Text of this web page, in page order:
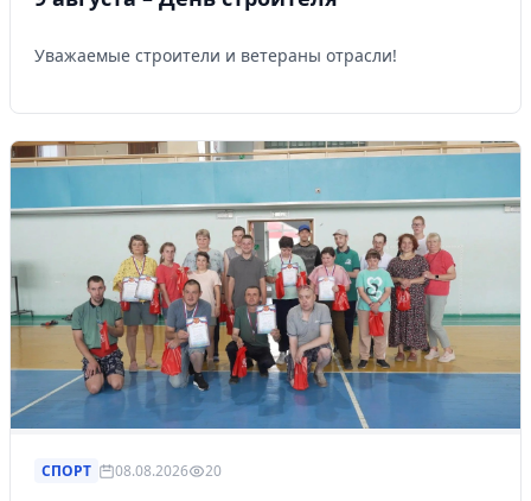
Уважаемые строители и ветераны отрасли!
СПОРТ 08.08.2026 20